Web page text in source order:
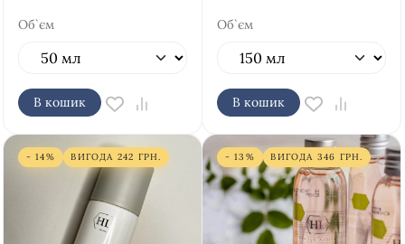
Об`єм
В кошик
Об`єм
В кошик
- 14% ВИГОДА 242 ГРН. - 13% ВИГОДА 346 ГРН.